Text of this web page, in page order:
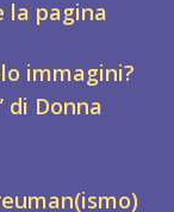
la pagina
immagini?
di Donna